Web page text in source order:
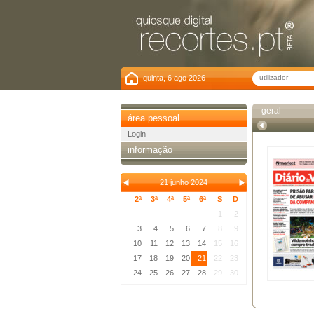
quinta, 6 ago 2026
área pessoal
Login
informação
21 junho 2024
2ª
3ª 4ª 5ª 6ª S
D
1
2
3
4 5 6 7 8
9
10
11 12 13 14 15
16
17
18 19 20 21 22
23
24
25 26 27 28 29 30
geral